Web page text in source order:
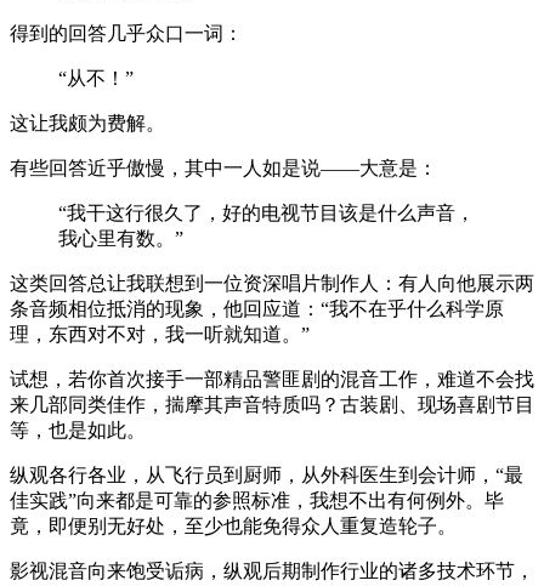
得到的回答几乎众口一词：
“从不！”
这让我颇为费解。
有些回答近乎傲慢，其中一人如是说——大意是：
“我干这行很久了，好的电视节目该是什么声音，
我心里有数。”
这类回答总让我联想到一位资深唱片制作人：有人向他展示两
条音频相位抵消的现象，他回应道：“我不在乎什么科学原
理，东西对不对，我一听就知道。”
试想，若你首次接手一部精品警匪剧的混音工作，难道不会找
来几部同类佳作，揣摩其声音特质吗？古装剧、现场喜剧节目
等，也是如此。
纵观各行各业，从飞行员到厨师，从外科医生到会计师，“最
佳实践”向来都是可靠的参照标准，我想不出有何例外。毕
竟，即便别无好处，至少也能免得众人重复造轮子。
影视混音向来饱受诟病，纵观后期制作行业的诸多技术环节，